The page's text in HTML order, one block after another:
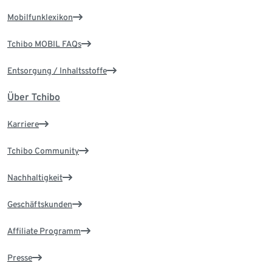
Mobilfunklexikon
Tchibo MOBIL FAQs
Entsorgung / Inhaltsstoffe
Über Tchibo
Karriere
Tchibo Community
Nachhaltigkeit
Geschäftskunden
Affiliate Programm
Presse